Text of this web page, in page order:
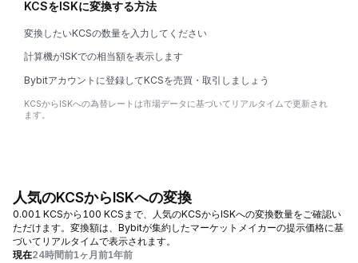
KCSをISKに変換する方法
変換したいKCSの数量を入力してください
計算機がISKでの相当額を表示します
Bybitアカウントに登録してKCSを売買・取引しましょう
KCSからISKへの為替レートは市場データに基づいてリアルタイムで更新され
ます。
人気のKCSからISKへの変換
0.001 KCSから100 KCSまで、人気のKCSからISKへの変換数量をご確認い
ただけます。変換額は、Bybitが集約したマーケットメイカーの提示価格に基
づいてリアルタイムで表示されます。
現在24時間前1ヶ月前1年前